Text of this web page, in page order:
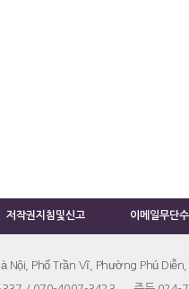
저작권지침및신고 이메일무단
Nội, Phố Trần Vĩ, Phường Phú